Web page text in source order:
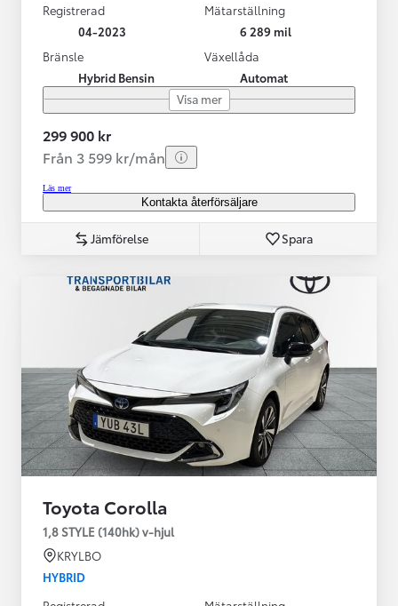
Registrerad
04-2023
Mätarställning
6 289 mil
Bränsle
Hybrid Bensin
Växellåda
Automat
Visa mer
299 900 kr
Från 3 599 kr/mån
Läs mer
Kontakta återförsäljare
Jämförelse Spara
Toyota Corolla
1,8 STYLE (140hk) v-hjul
KRYLBO
HYBRID